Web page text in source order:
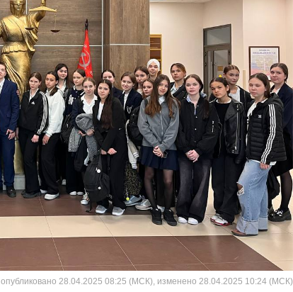
опубликовано 28.04.2025 08:25 (МСК), изменено 28.04.2025 10:24 (МСК)